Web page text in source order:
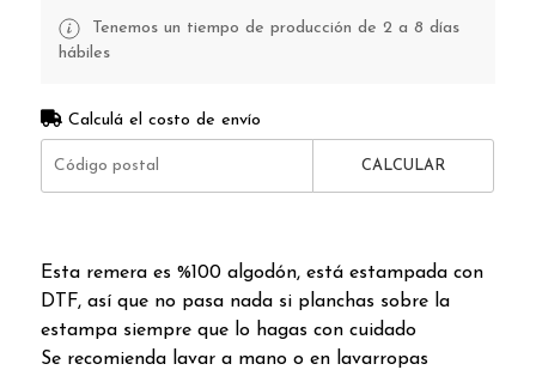
Tenemos un tiempo de producción de 2 a 8 días
hábiles
Calculá el costo de envío
CALCULAR
Esta remera es %100 algodón, está estampada con
DTF, así que no pasa nada si planchas sobre la
estampa siempre que lo hagas con cuidado
Se recomienda lavar a mano o en lavarropas